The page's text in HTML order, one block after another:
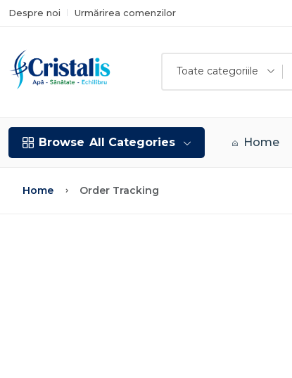
Despre noi Urmărirea comenzilor
Toate categoriile
Browse All Categories Home
Home Order Tracking